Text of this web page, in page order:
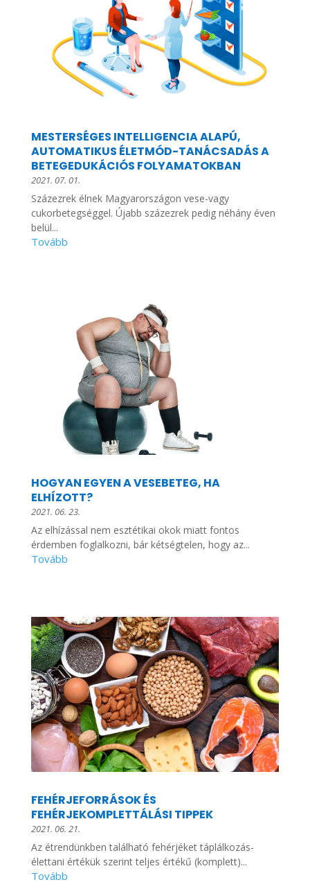
MESTERSÉGES INTELLIGENCIA ALAPÚ,
AUTOMATIKUS ÉLETMÓD-TANÁCSADÁS A
BETEGEDUKÁCIÓS FOLYAMATOKBAN
2021. 07. 01.
Százezrek élnek Magyarországon vese-vagy
cukorbetegséggel. Újabb százezrek pedig néhány éven
belül...
HOGYAN EGYEN A VESEBETEG, HA
ELHÍZOTT?
2021. 06. 23.
Az elhízással nem esztétikai okok miatt fontos
érdemben foglalkozni, bár kétségtelen, hogy az...
FEHÉRJEFORRÁSOK ÉS
FEHÉRJEKOMPLETTÁLÁSI TIPPEK
2021. 06. 21.
Az étrendünkben található fehérjéket táplálkozás-
élettani értékük szerint teljes értékű (komplett)...